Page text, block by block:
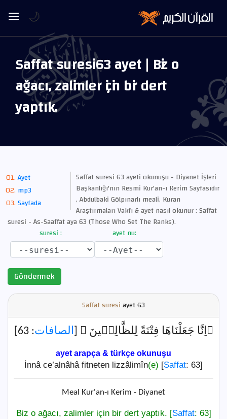
Saffat suresi 63 ayet | Biz o
ağacı, zalimler için bir dert
yaptık.
Ayet
mp3
Sayfada
Saffat suresi 63 ayeti okunuşu - Diyanet İşleri
Başkanlığı'nın Resmi Kur'an-ı Kerim Sayfasıdır
, Abdulbaki Gölpınarlı meali, Kuran
Araştırmaları Vakfı & ayet nasıl okunur : Saffat
suresi - As-Saaffat aya 63 (Those Who Set The Ranks).
suresi :
ayet nu:
Göndermek
Saffat suresiayet63
﴿اِنَّا جَعَلْنَاهَا فِتْنَةً لِلظَّالِم۪ينَ ﴾ [ الصافات: 63]
ayet arapça & türkçe okunuşu
İnnâ ce’alnâhâ fitneten lizzâlimîn(e) [Saffat: 63]
Meal Kur'an-ı Kerim - Diyanet
Biz o ağacı, zalimler için bir dert yaptık. [Saffat: 63]
🌙